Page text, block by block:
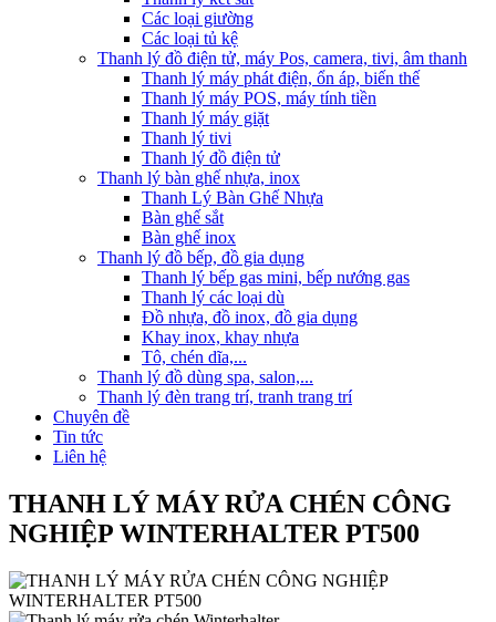
Các loại giường
Các loại tủ kệ
Thanh lý đồ điện tử, máy Pos, camera, tivi, âm thanh
Thanh lý máy phát điện, ổn áp, biến thế
Thanh lý máy POS, máy tính tiền
Thanh lý máy giặt
Thanh lý tivi
Thanh lý đồ điện tử
Thanh lý bàn ghế nhựa, inox
Thanh Lý Bàn Ghế Nhựa
Bàn ghế sắt
Bàn ghế inox
Thanh lý đồ bếp, đồ gia dụng
Thanh lý bếp gas mini, bếp nướng gas
Thanh lý các loại dù
Đồ nhựa, đồ inox, đồ gia dụng
Khay inox, khay nhựa
Tô, chén dĩa,...
Thanh lý đồ dùng spa, salon,...
Thanh lý đèn trang trí, tranh trang trí
Chuyên đề
Tin tức
Liên hệ
THANH LÝ MÁY RỬA CHÉN CÔNG
NGHIỆP WINTERHALTER PT500